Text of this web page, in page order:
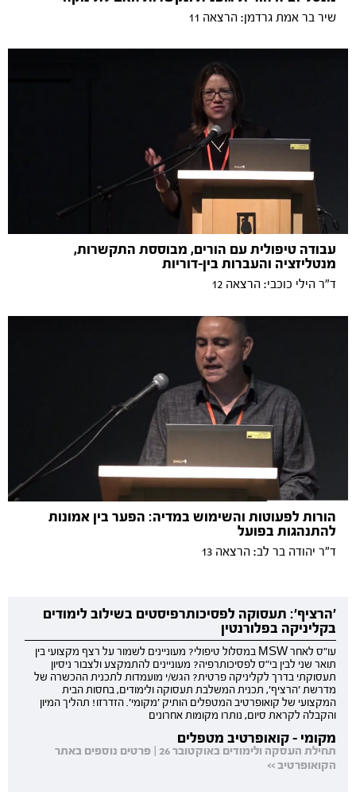
שיר בר אמת גרדמן: הרצאה 11
עבודה טיפולית עם הורים, מבוססת התקשרות,
מנטליזציה והעברות בין-דוריות
ד"ר הילי כוכבי: הרצאה 12
הורות לפעוטות והשימוש במדיה: הפער בין אמונות
להתנהגות בפועל
ד"ר יהודה בר לב: הרצאה 13
'הרציף': תעסוקה לפסיכותרפיסטים בשילוב לימודים
בקליניקה בפלורנטין
עו"ס לאחר MSW במסלול טיפולי? מעוניינים לשמור על רצף מקצועי בין
תואר שני לבין בי"ס לפסיכותרפיה? מעוניינים להתמקצע ולצבור ניסיון
תעסוקתי בדרך לקליניקה פרטית? הגש/י מועמדות לתכנית ההכשרה של
מדרשת 'הרציף', תכנית המשלבת תעסוקה ולימודים, בחסות הבית
המקצועי של קואופרטיב המטפלים הותיק 'מקומי'. הזדרזו! תהליך המיון
והקבלה לקראת סיום, נותרו מקומות אחרונים
מקומי - קואופרטיב מטפלים
תחילת העסקה ולימודים באוקטובר 26 | פרטים נוספים באתר
הקואופרטיב >>